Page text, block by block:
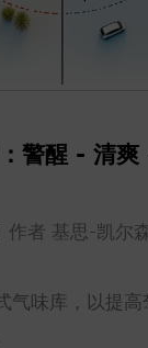
警醒 - 清
作者 基思-凯尔
气味库，以提